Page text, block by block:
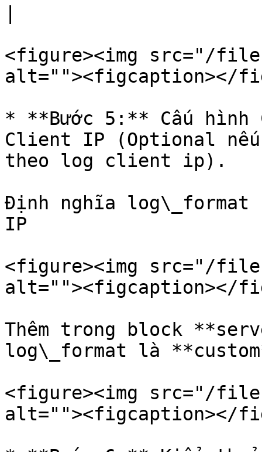
<figure><img src="/files/
alt=""><figcaption></
* **Bước 5:** Cấu
Client IP (Optional
theo log client ip).
Định nghĩa log\_format
IP
<figure><img src="/
alt=""><figcaption></
Thêm trong block
log\_format là
<figure><img src="/files/
alt=""><figcaption></